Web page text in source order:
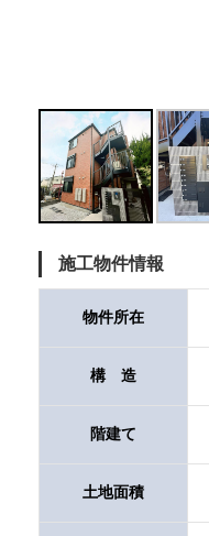
施工物件情報
物件所在
構 造
階建て
土地面積